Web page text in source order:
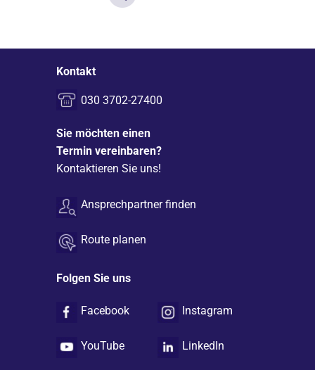
Kontakt
030 3702-27400
Sie möchten einen
Termin vereinbaren?
Kontaktieren Sie uns!
Ansprechpartner finden
Route planen
Folgen Sie uns
Facebook Instagram
YouTube LinkedIn